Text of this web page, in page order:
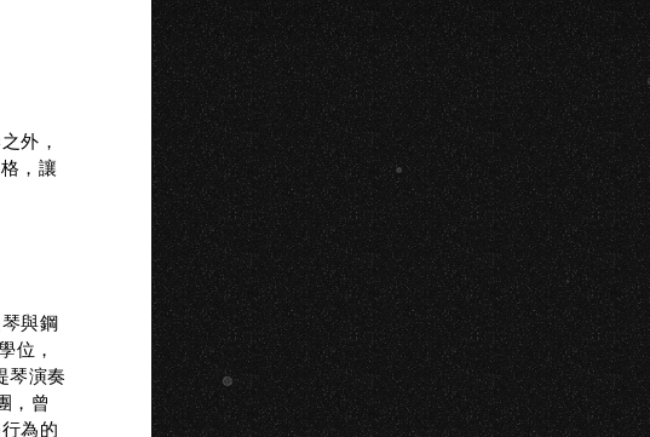
外，
，讓
與鋼
位，
琴演奏
，曾
為的